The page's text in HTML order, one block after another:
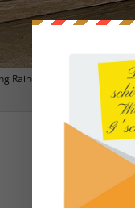
Rainer Christ präsentiert